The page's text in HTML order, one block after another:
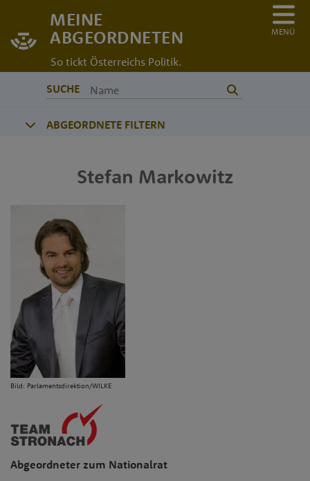
MEINE
ABGEORDNETEN
So tickt Österreichs Politik.
MENÜ
SUCHE
ABGEORDNETE FILTERN
Stefan Markowitz
Bild: Parlamentsdirektion/WILKE
Abgeordneter zum Nationalrat